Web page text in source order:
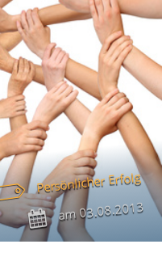
Persönlicher Erfolg
am03.08.2013